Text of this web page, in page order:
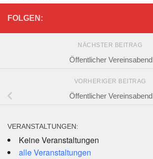
FOLGEN:
NÄCHSTER BEITRAG
Öffentlicher Vereinsabend
VORHERIGER BEITRAG
Öffentlicher Vereinsabend
VERANSTALTUNGEN:
Keine Veranstaltungen
alle Veranstaltungen